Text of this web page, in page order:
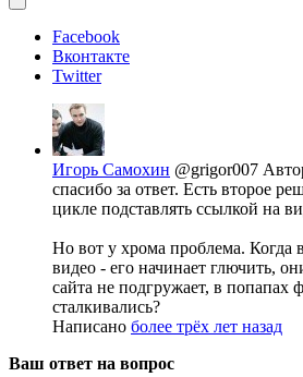
Facebook
Вконтакте
Twitter
Игорь Самохин @grigor007
спасибо за ответ. Есть второе
цикле подставлять ссылкой на
Но вот у хрома проблема. Когда
видео - его начинает глючить,
сайта не подгружает, в попапах
сталкивались?
Написано более трёх лет назад
Ваш ответ на вопрос